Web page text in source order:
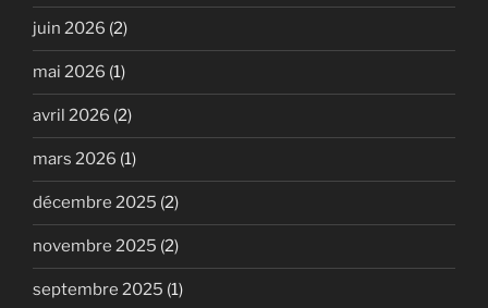
juin 2026 (2)
mai 2026 (1)
avril 2026 (2)
mars 2026 (1)
décembre 2025 (2)
novembre 2025 (2)
septembre 2025 (1)